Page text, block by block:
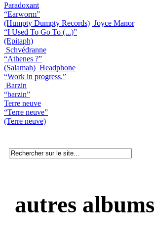
Paradoxant
“Earworm”
(Humpty Dumpty Records) Joyce Manor
“I Used To Go To (...)”
(Epitaph)
Schvédranne
“Athenes ?”
(Salamah) Headphone
“Work in progress.”
Barzin
“barzin”
Terre neuve
“Terre neuve”
(Terre neuve)
autres albums